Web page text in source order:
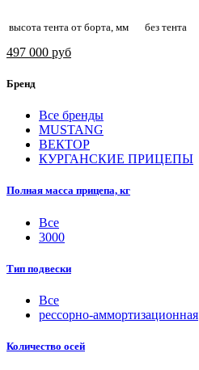
высота тента от борта, мм без тента
497 000 руб
Бренд
Все бренды
MUSTANG
ВЕКТОР
КУРГАНСКИЕ ПРИЦЕПЫ
Полная масса прицепа, кг
Все
3000
Тип подвески
Все
рессорно-аммортизационная
Количество осей